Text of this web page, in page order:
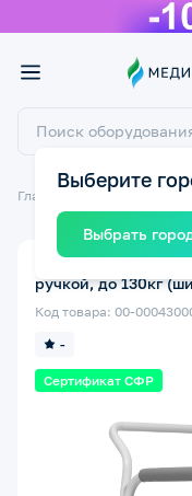
Выберите
Выбрать
Главная Санитарные
Сертификат СФР
-
Код товара: 00-
ручкой, до 130кг